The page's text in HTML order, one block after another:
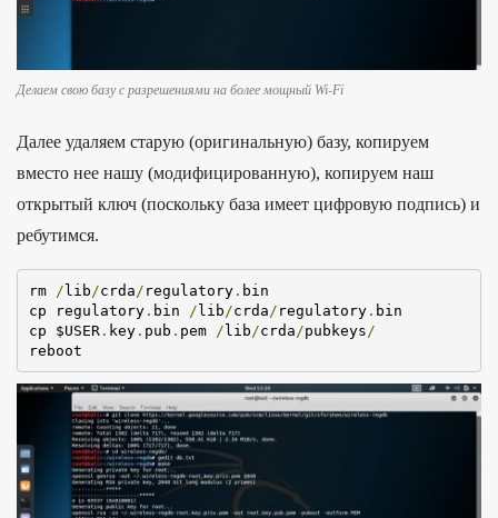
Делаем свою базу с разрешениями на более мощный Wi-Fi
Далее удаляем старую (оригинальную) базу, копируем
вместо нее нашу (модифицированную), копируем наш
открытый ключ (поскольку база имеет цифровую подпись) и
ребутимся.
rm / lib /crda / regulatory. bin
cp regulatory. bin / lib /crda / regulatory. bin
cp $USER. key. pub . pem / lib /crda /pubkeys /
reboot